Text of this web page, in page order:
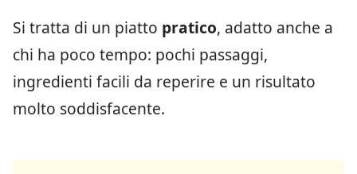
Si tratta di un piatto pratico, adatto anche a
chi ha poco tempo: pochi passaggi,
ingredienti facili da reperire e un risultato
molto soddisfacente.